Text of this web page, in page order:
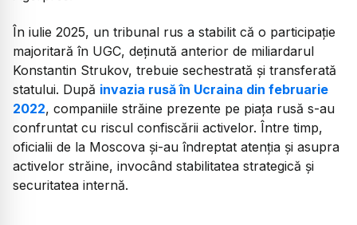
În iulie 2025, un tribunal rus a stabilit că o participaţie
majoritară în UGC, deţinută anterior de miliardarul
Konstantin Strukov, trebuie sechestrată şi transferată
statului. După invazia rusă în Ucraina din februarie
2022, companiile străine prezente pe piața rusă s-au
confruntat cu riscul confiscării activelor. Între timp,
oficialii de la Moscova și-au îndreptat atenția și asupra
activelor străine, invocând stabilitatea strategică şi
securitatea internă.